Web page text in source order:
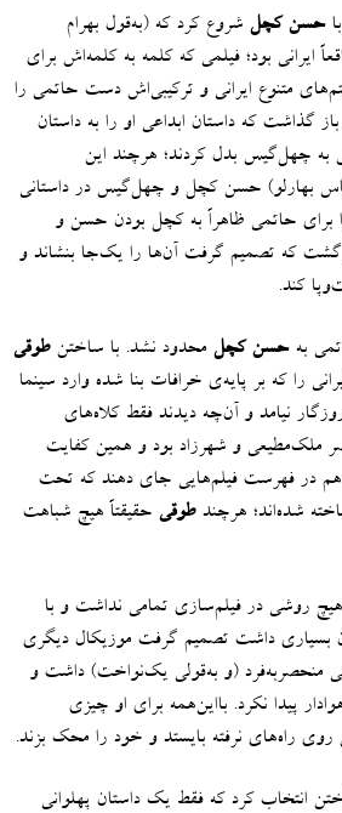
حسن کچل شروع کرد که(به‌قول بهرام
ایرانی بود؛ فیلمی که کلمه به کلمه‌اش برای
متنوع ایرانی و ترکیبی‌اش دست حاتمی را
باز گذاشت که داستان ابداعی او را به داستان
چهل‌گیس بدل کردند؛ هرچند این
بهارلو) حسن کچل و چهل‌گیس در داستانی
برای حاتمی ظاهراً به کچل بودن حسن و
که تصمیم گرفت آن‌ها را یک‌جا بنشاند و
کند.
بهحسن کچل محدود نشد. با ساختنطوقی
را که بر پایه‌ی خرافات بنا شده وارد سینما
نیامد و آن‌چه دیدند فقط کلاه‌های
ملک‌مطیعی و شهرزاد بود و همین کفایت
هم در فهرست فیلم‌هایی جای دهند که تحت
شده‌اند؛ هرچندطوقی حقیقتاً هیچ شباهت
هیچ روشی در فیلم‌سازی تمامی نداشت و با
بسیاری داشت تصمیم گرفت موزیکال‌ دیگری
منحصربه‌فرد(و به‌قولی یک‌نواخت)داشت و
پیدا نکرد. بااین‌همه برای او چیزی
راه‌های نرفته بایستد و خود را محک بزند.
انتخاب کرد که فقط یک داستان پهلوانی